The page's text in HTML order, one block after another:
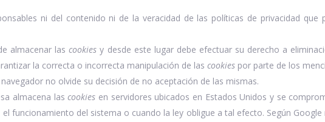
ni del contenido ni de la veracidad de las políticas de privacidad que
almacenar lascookies y desde este lugar debe efectuar su derecho a
la correcta o incorrecta manipulación de las cookies por parte de los
no olvide su decisión de no aceptación de las mismas.
almacena lascookies en servidores ubicados en Estados Unidos y se
funcionamiento del sistema o cuando la ley obligue a tal efecto. Según Google